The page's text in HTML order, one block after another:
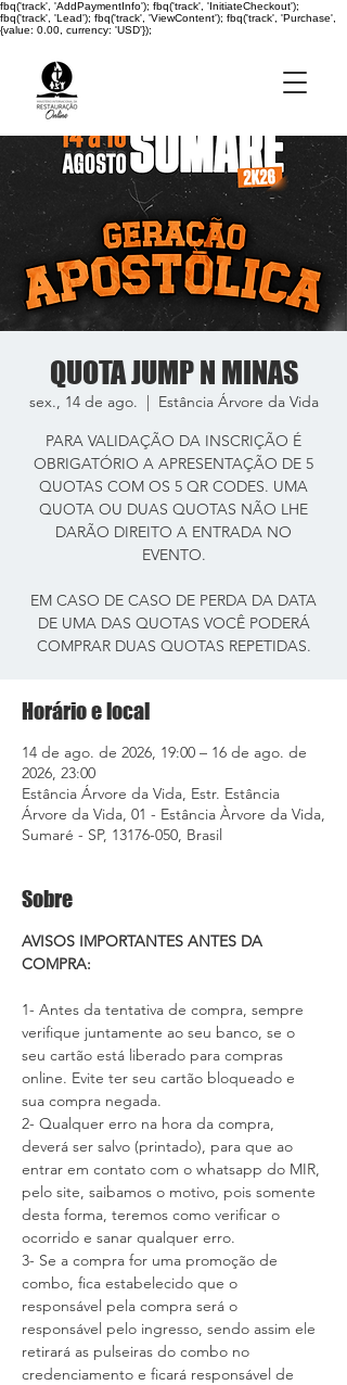
fbq('track', 'AddPaymentInfo'); fbq('track', 'InitiateCheckout');
fbq('track', 'Lead'); fbq('track', 'ViewContent'); fbq('track', 'Purchase',
{value: 0.00, currency: 'USD'});
QUOTA JUMP N MINAS
sex., 14 de ago.
  |
Estância Árvore da Vida
PARA VALIDAÇÃO DA INSCRIÇÃO É
OBRIGATÓRIO A APRESENTAÇÃO DE 5
QUOTAS COM OS 5 QR CODES. UMA
QUOTA OU DUAS QUOTAS NÃO LHE
DARÃO DIREITO A ENTRADA NO
EVENTO.
EM CASO DE CASO DE PERDA DA DATA
DE UMA DAS QUOTAS VOCÊ PODERÁ
COMPRAR DUAS QUOTAS REPETIDAS.
Horário e local
14 de ago. de 2026, 19:00 – 16 de ago. de
2026, 23:00
Estância Árvore da Vida, Estr. Estância
Árvore da Vida, 01 - Estância Àrvore da Vida,
Sumaré - SP, 13176-050, Brasil
Sobre
AVISOS IMPORTANTES ANTES DA
COMPRA:
1- Antes da tentativa de compra, sempre
verifique juntamente ao seu banco, se o
seu cartão está liberado para compras
online. Evite ter seu cartão bloqueado e
sua compra negada.
2- Qualquer erro na hora da compra,
deverá ser salvo (printado), para que ao
entrar em contato com o whatsapp do MIR,
pelo site, saibamos o motivo, pois somente
desta forma, teremos como verificar o
ocorrido e sanar qualquer erro.
3- Se a compra for uma promoção de
combo, fica estabelecido que o
responsável pela compra será o
responsável pelo ingresso, sendo assim ele
retirará as pulseiras do combo no
credenciamento e ficará responsável de